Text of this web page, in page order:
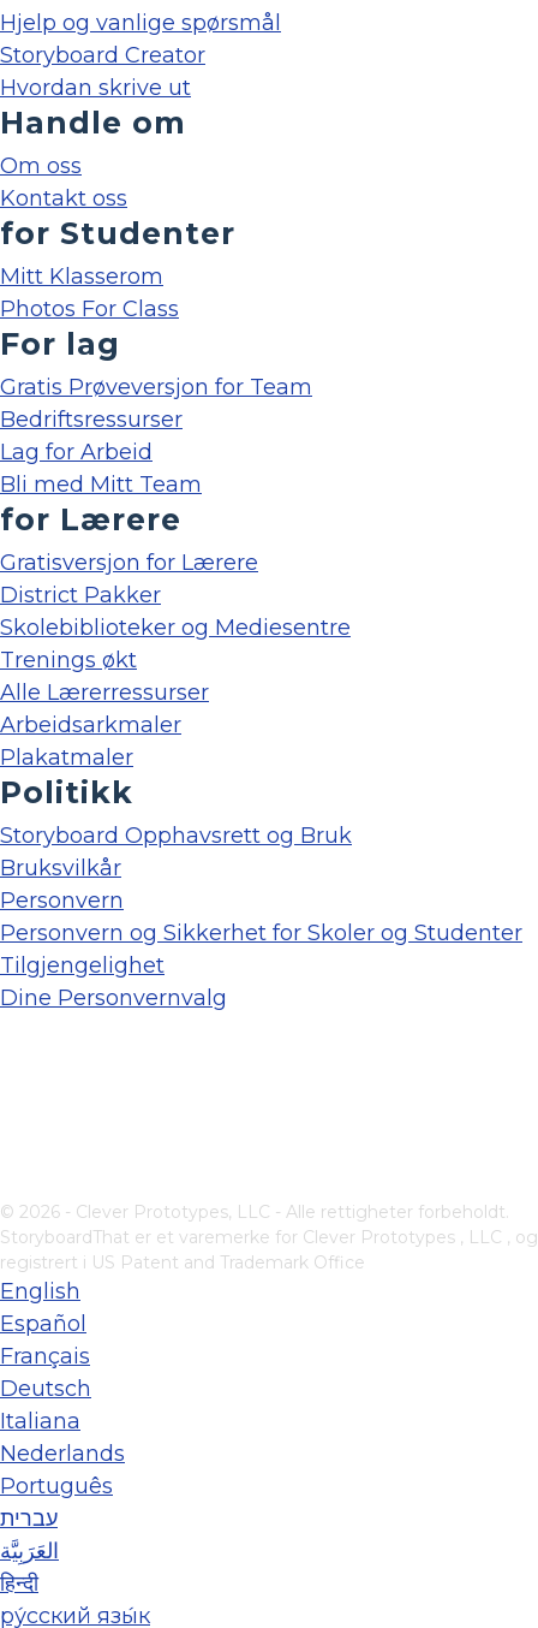
Hjelp og vanlige spørsmål
Storyboard Creator
Hvordan skrive ut
Handle om
Om oss
Kontakt oss
for Studenter
Mitt Klasserom
Photos For Class
For lag
Gratis Prøveversjon for Team
Bedriftsressurser
Lag for Arbeid
Bli med Mitt Team
for Lærere
Gratisversjon for Lærere
District Pakker
Skolebiblioteker og Mediesentre
Trenings økt
Alle Lærerressurser
Arbeidsarkmaler
Plakatmaler
Politikk
Storyboard Opphavsrett og Bruk
Bruksvilkår
Personvern
Personvern og Sikkerhet for Skoler og Studenter
Tilgjengelighet
Dine Personvernvalg
© 2026 - Clever Prototypes, LLC - Alle rettigheter forbeholdt.
StoryboardThat er et varemerke for Clever Prototypes , LLC , og
registrert i US Patent and Trademark Office
English
Español
Français
Deutsch
Italiana
Nederlands
Português
עברית
العَرَبِيَّة
हिन्दी
ру́сский язы́к